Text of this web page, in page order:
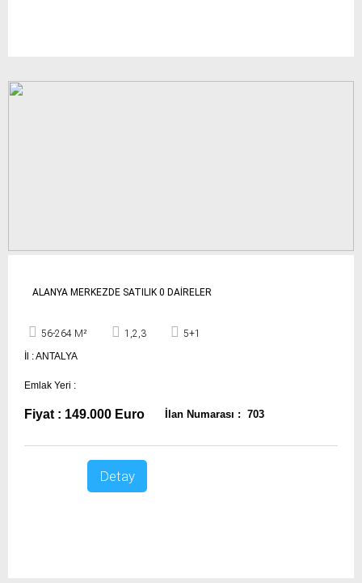
ALANYA MERKEZDE SATILIK 0 DAİRELER
56-264 M² 1,2,3
5+1
İl : ANTALYA
Emlak Yeri :
Fiyat : 149.000 Euro İlan Numarası : 703
Detay